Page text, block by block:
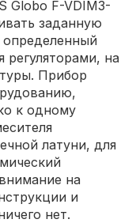
Globo F-VDIM3-
заданную
определенный
на
Прибор
к одному
латуни, для
на
и
нет.